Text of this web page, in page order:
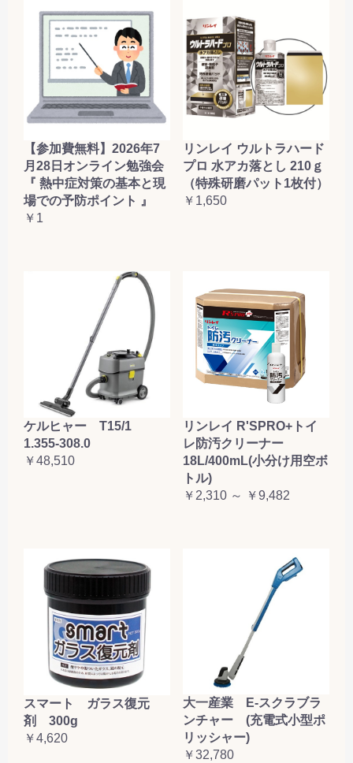
【参加費無料】2026年7
月28日オンライン勉強会
『 熱中症対策の基本と現
場での予防ポイント 』
￥1
リンレイ ウルトラハード
プロ 水アカ落とし 210ｇ
（特殊研磨パット1枚付）
￥1,650
ケルヒャー T15/1
1.355-308.0
￥48,510
リンレイ R'SPRO+トイ
レ防汚クリーナー
18L/400mL(小分け用空ボ
トル)
￥2,310 ～ ￥9,482
スマート ガラス復元
剤 300g
￥4,620
大一産業 E-スクラブラ
ンチャー (充電式小型ポ
リッシャー)
￥32,780